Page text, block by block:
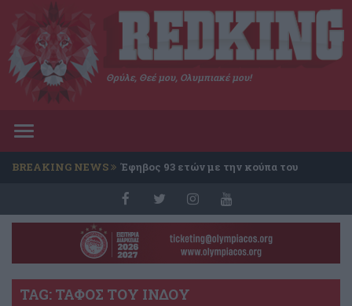
Θρύλε, Θεέ μου, Ολυμπιακέ μου!
Toggle
BREAKING NEWS Έφηβος 93 ετών με την κούπα του
TAG: ΤΑΦΟΣ ΤΟΥ ΙΝΔΟΥ